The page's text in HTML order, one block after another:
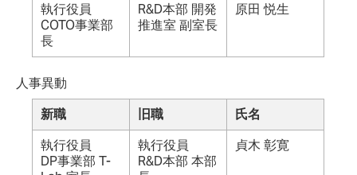
執行役員
COTO事業部
長
R&D本部 開発
推進室 副室長
原田 悦生
人事異動
新職
旧職
氏名
執行役員
DP事業部 T-
執行役員
R&D本部 本部
貞木 彰寛